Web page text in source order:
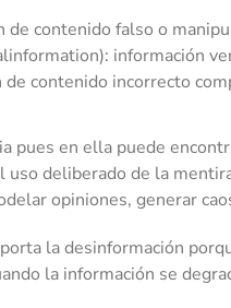
de contenido falso o
información
de contenido incorrecto
pues en ella puede
deliberado de la
opiniones, generar
la desinformación
la información se